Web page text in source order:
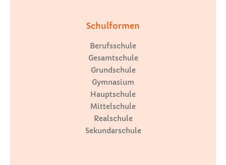
Schulformen
Berufsschule
Gesamtschule
Grundschule
Gymnasium
Hauptschule
Mittelschule
Realschule
Sekundarschule